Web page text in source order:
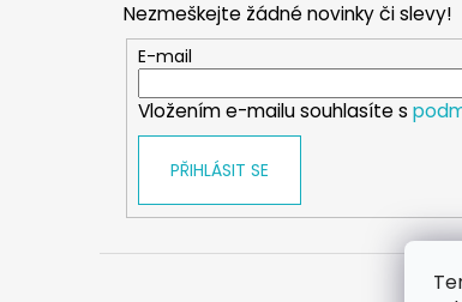
Nezmeškejte žádné novinky či slevy!
E-mail
Vložením e-mailu souhlasíte s
PŘIHLÁSIT SE